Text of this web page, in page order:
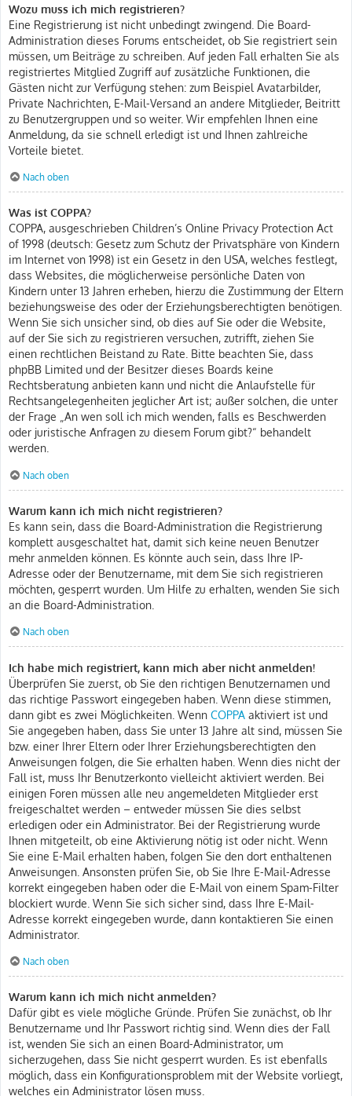
Wozu muss ich mich registrieren?
Eine Registrierung ist nicht unbedingt zwingend. Die Board-
Administration dieses Forums entscheidet, ob Sie registriert sein
müssen, um Beiträge zu schreiben. Auf jeden Fall erhalten Sie als
registriertes Mitglied Zugriff auf zusätzliche Funktionen, die
Gästen nicht zur Verfügung stehen: zum Beispiel Avatarbilder,
Private Nachrichten, E-Mail-Versand an andere Mitglieder, Beitritt
zu Benutzergruppen und so weiter. Wir empfehlen Ihnen eine
Anmeldung, da sie schnell erledigt ist und Ihnen zahlreiche
Vorteile bietet.
Nach oben
Was ist COPPA?
COPPA, ausgeschrieben Children’s Online Privacy Protection Act
of 1998 (deutsch: Gesetz zum Schutz der Privatsphäre von Kindern
im Internet von 1998) ist ein Gesetz in den USA, welches festlegt,
dass Websites, die möglicherweise persönliche Daten von
Kindern unter 13 Jahren erheben, hierzu die Zustimmung der Eltern
beziehungsweise des oder der Erziehungsberechtigten benötigen.
Wenn Sie sich unsicher sind, ob dies auf Sie oder die Website,
auf der Sie sich zu registrieren versuchen, zutrifft, ziehen Sie
einen rechtlichen Beistand zu Rate. Bitte beachten Sie, dass
phpBB Limited und der Besitzer dieses Boards keine
Rechtsberatung anbieten kann und nicht die Anlaufstelle für
Rechtsangelegenheiten jeglicher Art ist; außer solchen, die unter
der Frage „An wen soll ich mich wenden, falls es Beschwerden
oder juristische Anfragen zu diesem Forum gibt?“ behandelt
werden.
Nach oben
Warum kann ich mich nicht registrieren?
Es kann sein, dass die Board-Administration die Registrierung
komplett ausgeschaltet hat, damit sich keine neuen Benutzer
mehr anmelden können. Es könnte auch sein, dass Ihre IP-
Adresse oder der Benutzername, mit dem Sie sich registrieren
möchten, gesperrt wurden. Um Hilfe zu erhalten, wenden Sie sich
an die Board-Administration.
Nach oben
Ich habe mich registriert, kann mich aber nicht anmelden!
Überprüfen Sie zuerst, ob Sie den richtigen Benutzernamen und
das richtige Passwort eingegeben haben. Wenn diese stimmen,
dann gibt es zwei Möglichkeiten. Wenn COPPA aktiviert ist und
Sie angegeben haben, dass Sie unter 13 Jahre alt sind, müssen Sie
bzw. einer Ihrer Eltern oder Ihrer Erziehungsberechtigten den
Anweisungen folgen, die Sie erhalten haben. Wenn dies nicht der
Fall ist, muss Ihr Benutzerkonto vielleicht aktiviert werden. Bei
einigen Foren müssen alle neu angemeldeten Mitglieder erst
freigeschaltet werden – entweder müssen Sie dies selbst
erledigen oder ein Administrator. Bei der Registrierung wurde
Ihnen mitgeteilt, ob eine Aktivierung nötig ist oder nicht. Wenn
Sie eine E-Mail erhalten haben, folgen Sie den dort enthaltenen
Anweisungen. Ansonsten prüfen Sie, ob Sie Ihre E-Mail-Adresse
korrekt eingegeben haben oder die E-Mail von einem Spam-Filter
blockiert wurde. Wenn Sie sich sicher sind, dass Ihre E-Mail-
Adresse korrekt eingegeben wurde, dann kontaktieren Sie einen
Administrator.
Nach oben
Warum kann ich mich nicht anmelden?
Dafür gibt es viele mögliche Gründe. Prüfen Sie zunächst, ob Ihr
Benutzername und Ihr Passwort richtig sind. Wenn dies der Fall
ist, wenden Sie sich an einen Board-Administrator, um
sicherzugehen, dass Sie nicht gesperrt wurden. Es ist ebenfalls
möglich, dass ein Konfigurationsproblem mit der Website vorliegt,
welches ein Administrator lösen muss.